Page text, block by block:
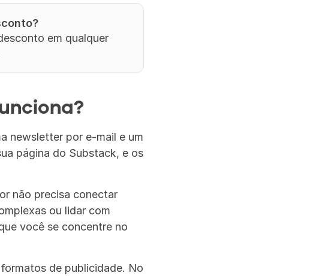
em qualquer
newsletter por e-mail e um
página do Substack, e os
não precisa conectar
ou lidar com
você se concentre no
de publicidade. No